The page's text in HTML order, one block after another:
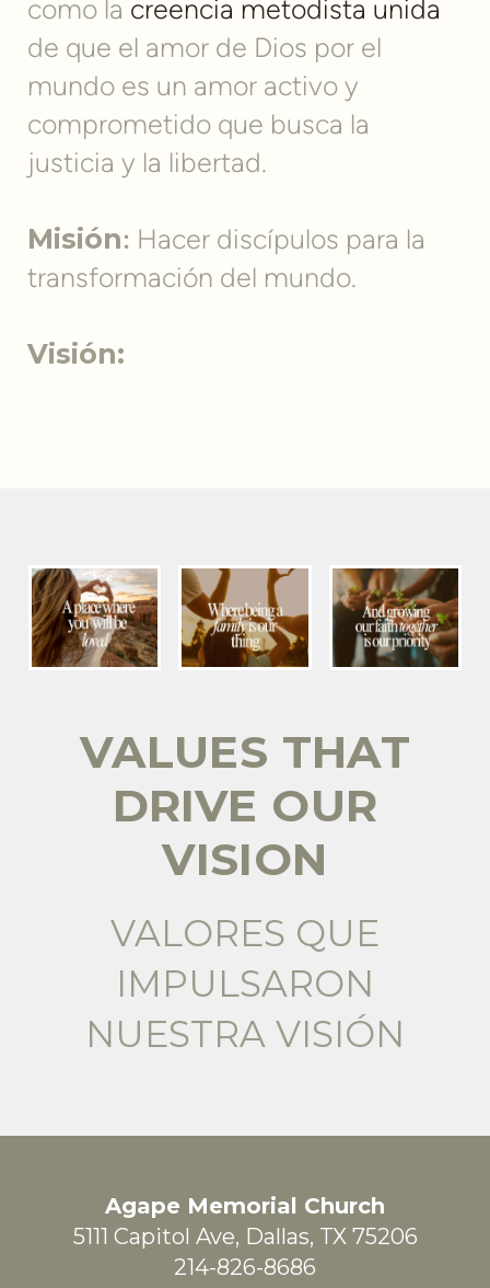
como la creencia metodista unida
de que el amor de Dios por el
mundo es un amor activo y
comprometido que busca la
justicia y la libertad.
Misión: Hacer discípulos para la
transformación del mundo.
Visión:
VALUES THAT
DRIVE OUR
VISION
VALORES QUE
IMPULSARON
NUESTRA VISIÓN
Agape Memorial Church
5111 Capitol Ave, Dallas, TX 75206
214-826-8686